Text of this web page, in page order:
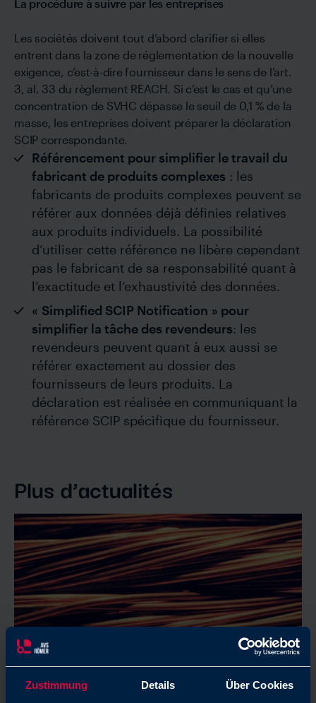
Zustimmung Details Über Cookies
La procédure à suivre par les entreprises
Les sociétés doivent tout d’abord clarifier si elles
entrent dans la zone de réglementation de la nouvelle
exigence, c’est-à-dire fournisseur dans le sens de l’art.
3, al. 33 du règlement REACH. Si c’est le cas et qu’une
concentration de SVHC dépasse le seuil de 0,1 % de la
masse, les entreprises doivent préparer la déclaration
SCIP correspondante.
Référencement pour simplifier le travail du
fabricant de produits complexes : les
fabricants de produits complexes peuvent se
référer aux données déjà définies relatives
aux produits individuels. La possibilité
d’utiliser cette référence ne libère cependant
pas le fabricant de sa responsabilité quant à
l’exactitude et l’exhaustivité des données.
« Simplified SCIP Notification » pour
simplifier la tâche des revendeurs: les
revendeurs peuvent quant à eux aussi se
référer exactement au dossier des
fournisseurs de leurs produits. La
déclaration est réalisée en communiquant la
référence SCIP spécifique du fournisseur.
Plus d’actualités